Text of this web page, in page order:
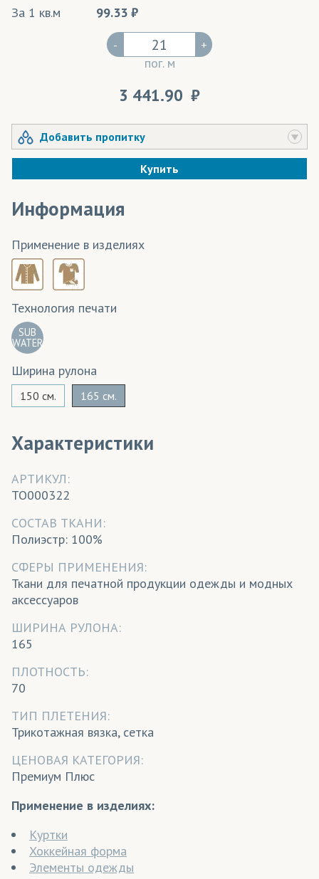
За 1 кв.м
99.33
-
пог. м
+
3 441.90
Добавить пропитку
Купить
Информация
Применение в изделиях
Технология печати
SUB
WATER
Ширина рулона
150 см. 165 см.
Характеристики
АРТИКУЛ:
TO000322
CОСТАВ ТКАНИ:
Полиэстр: 100%
СФЕРЫ ПРИМЕНЕНИЯ:
Ткани для печатной продукции одежды и модных
аксессуаров
ШИРИНА РУЛОНА:
165
ПЛОТНОСТЬ:
70
ТИП ПЛЕТЕНИЯ:
Трикотажная вязка, сетка
ЦЕНОВАЯ КАТЕГОРИЯ:
Премиум Плюс
Применение в изделиях:
Куртки
Хоккейная форма
Элементы одежды